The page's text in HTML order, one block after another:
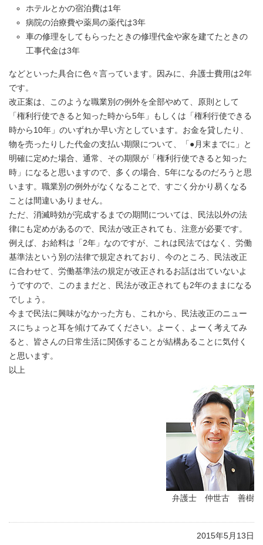
ホテルとかの宿泊費は1年
病院の治療費や薬局の薬代は3年
車の修理をしてもらったときの修理代金や家を建てたときの
工事代金は3年
などといった具合に色々言っています。因みに、弁護士費用は2年
です。
改正案は、このような職業別の例外を全部やめて、原則として
「権利行使できると知った時から5年」もしくは「権利行使できる
時から10年」のいずれか早い方としています。お金を貸したり、
物を売ったりした代金の支払い期限について、「●月末までに」と
明確に定めた場合、通常、その期限が「権利行使できると知った
時」になると思いますので、多くの場合、5年になるのだろうと思
います。職業別の例外がなくなることで、すごく分かり易くなる
ことは間違いありません。
ただ、消滅時効が完成するまでの期間については、民法以外の法
律にも定めがあるので、民法が改正されても、注意が必要です。
例えば、お給料は「2年」なのですが、これは民法ではなく、労働
基準法という別の法律で規定されており、今のところ、民法改正
に合わせて、労働基準法の規定が改正されるお話は出ていないよ
うですので、このままだと、民法が改正されても2年のままになる
でしょう。
今まで民法に興味がなかった方も、これから、民法改正のニュー
スにちょっと耳を傾けてみてください。よーく、よーく考えてみ
ると、皆さんの日常生活に関係することが結構あることに気付く
と思います。
以上
弁護士 仲世古 善樹
2015年5月13日